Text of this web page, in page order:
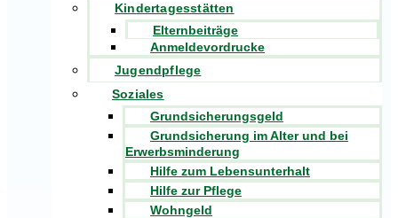
Kindertagesstätten
Elternbeiträge
Anmeldevordrucke
Jugendpflege
Soziales
Grundsicherungsgeld
Grundsicherung im Alter und bei
Erwerbsminderung
Hilfe zum Lebensunterhalt
Hilfe zur Pflege
Wohngeld